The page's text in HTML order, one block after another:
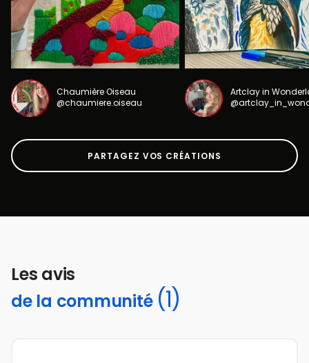
Chaumière Oiseau
@chaumiere.oiseau
Artclay in
PARTAGEZ VOS CRÉATIONS
Les avis
de la communité (1)